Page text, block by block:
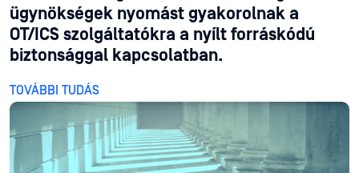
ügynökségek nyomást gyakorolnak a
OT/ICS szolgáltatókra a nyílt forráskódú
biztonsággal kapcsolatban.
TOVÁBBI TUDÁS